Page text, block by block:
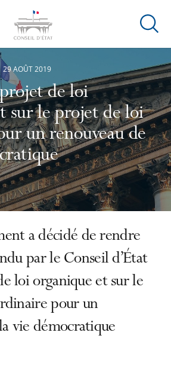
Ouvrir
de
de loi
sur le projet de loi
un renouveau de
29 AOÛT 2019
a décidé de rendre
par le Conseil d’État
loi organique et sur le
pour un
vie démocratique